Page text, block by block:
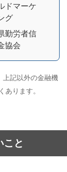
ドマーケ
グ
勤労者信
協会
上記以外の金融機
ります。
こと